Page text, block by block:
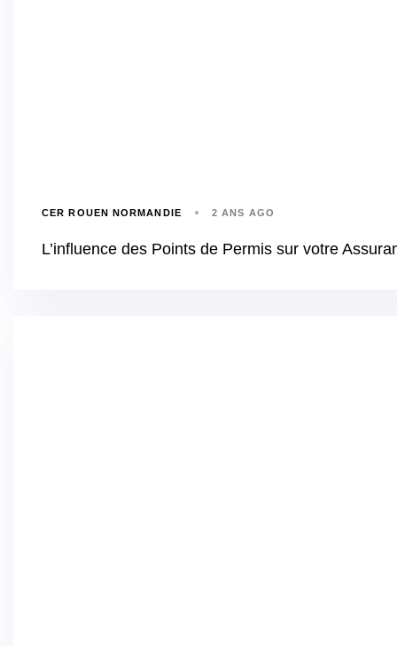
CER ROUEN NORMANDIE 2 ANS AGO
L’influence des Points de Permis sur votre